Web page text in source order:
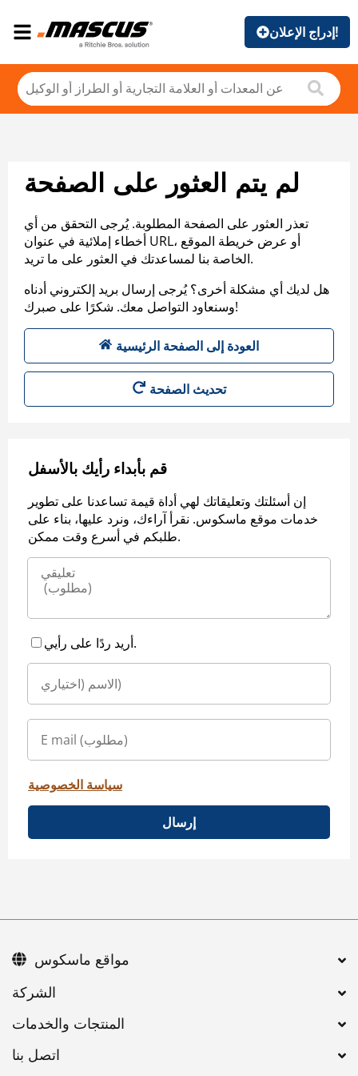
إدراج الإعلان!
لم يتم العثور على الصفحة
تعذر العثور على الصفحة المطلوبة. يُرجى التحقق من أي
أخطاء إملائية في عنوان URL، أو عرض خريطة الموقع
الخاصة بنا لمساعدتك في العثور على ما تريد.
هل لديك أي مشكلة أخرى؟ يُرجى إرسال بريد إلكتروني أدناه
وسنعاود التواصل معك. شكرًا على صبرك!
العودة إلى الصفحة الرئيسية
تحديث الصفحة
قم بأبداء رأيك بالأسفل
إن أسئلتك وتعليقاتك لهي أداة قيمة تساعدنا على تطوير
خدمات موقع ماسكوس. نقرأ آراءك، ونرد عليها، بناء على
طلبكم في أسرع وقت ممكن.
أريد ردًا على رأيي.
سياسة الخصوصية
إرسال
اتصل بنا
مواقع ماسكوس